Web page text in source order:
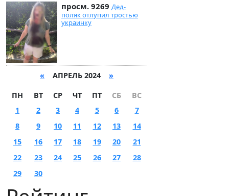
просм. 9269 Дед-
поляк отлупил тростью
украинку
« АПРЕЛЬ 2024 »
ПН ВТ СР ЧТ ПТ СБ
ВС
1
2 3 4 5 6
7
8
9 10 11 12 13
14
15
16 17 18 19 20
21
22
23 24 25 26 27
28
29
30